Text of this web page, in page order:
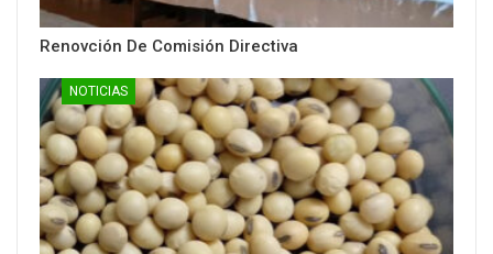
Renovción De Comisión Directiva
NOTICIAS